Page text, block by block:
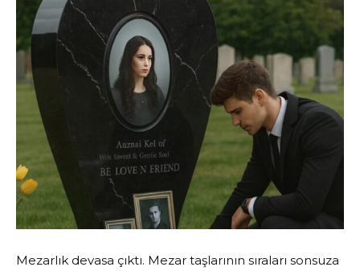
Mezarlık devasa çıktı. Mezar taşlarının sıraları sonsuza